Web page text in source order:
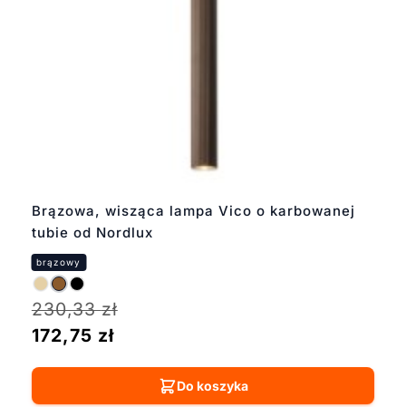
Brązowa, wisząca lampa Vico o karbowanej
tubie od Nordlux
230,33zł
172,75 zł
Do koszyka